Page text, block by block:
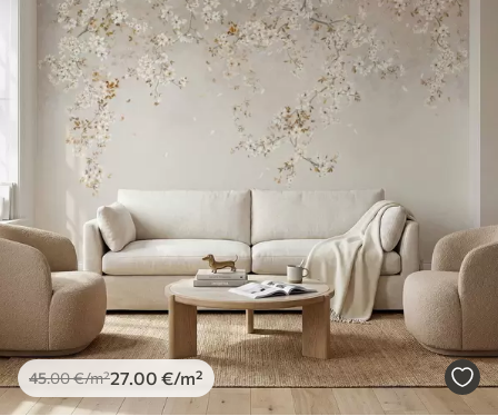
45.00€/m²27.00 €/m²